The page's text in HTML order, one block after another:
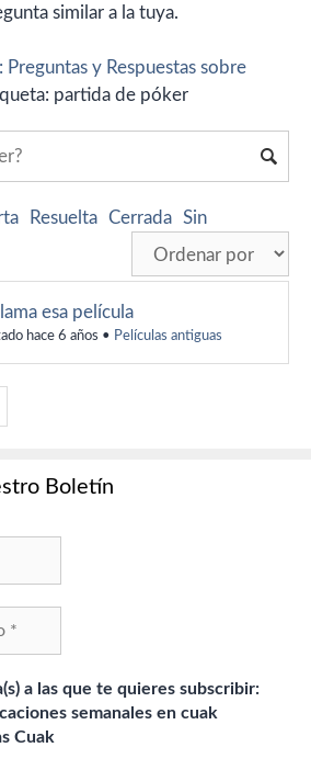
similar a la tuya.
y Respuestas sobre
partida de póker
Resuelta Cerrada Sin
esa película
hace 6 años • Películas antiguas
Boletín
a las que te quieres subscribir:
semanales en cuak
Cuak